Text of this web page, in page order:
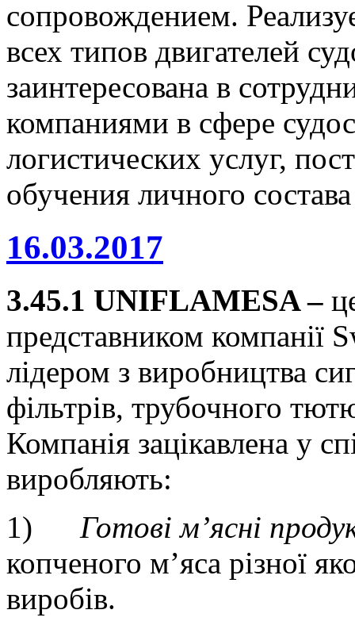
сопровождением.
всех типов двигателей
заинтересована в
компаниями в сфере
логистических услуг,
обучения личного
16.03.2017
3.45.1 UNIFLAMESA –
представником компанії
лідером з виробництва
фільтрів, трубочного
Компанія зацікавлена у
виробляють:
1) Готові м’ясні
копченого м’яса різної
виробів.